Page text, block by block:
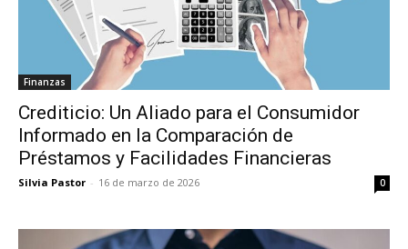
Finanzas
Crediticio: Un Aliado para el Consumidor
Informado en la Comparación de
Préstamos y Facilidades Financieras
Silvia Pastor - 16 de marzo de 2026 0